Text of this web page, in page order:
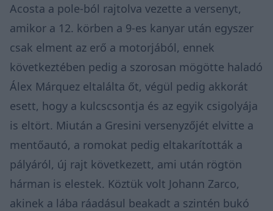
Acosta a pole-ból rajtolva vezette a versenyt,
amikor a 12. körben a 9-es kanyar után egyszer
csak elment az erő a motorjából, ennek
következtében pedig a szorosan mögötte haladó
Álex Márquez eltalálta őt, végül pedig akkorát
esett, hogy a kulcscsontja és az egyik csigolyája
is eltört. Miután a Gresini versenyzőjét elvitte a
mentőautó, a romokat pedig eltakarították a
pályáról, új rajt következett, ami után rögtön
hárman is elestek. Köztük volt Johann Zarco,
akinek a lába ráadásul beakadt a szintén bukó